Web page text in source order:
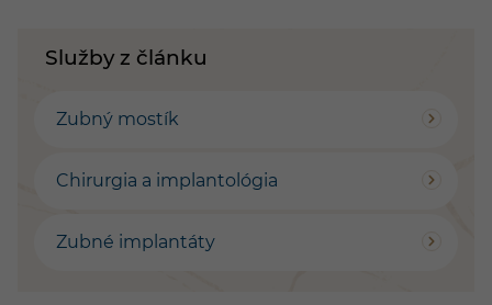
Služby z článku
Zubný mostík
Chirurgia a implantológia
Zubné implantáty